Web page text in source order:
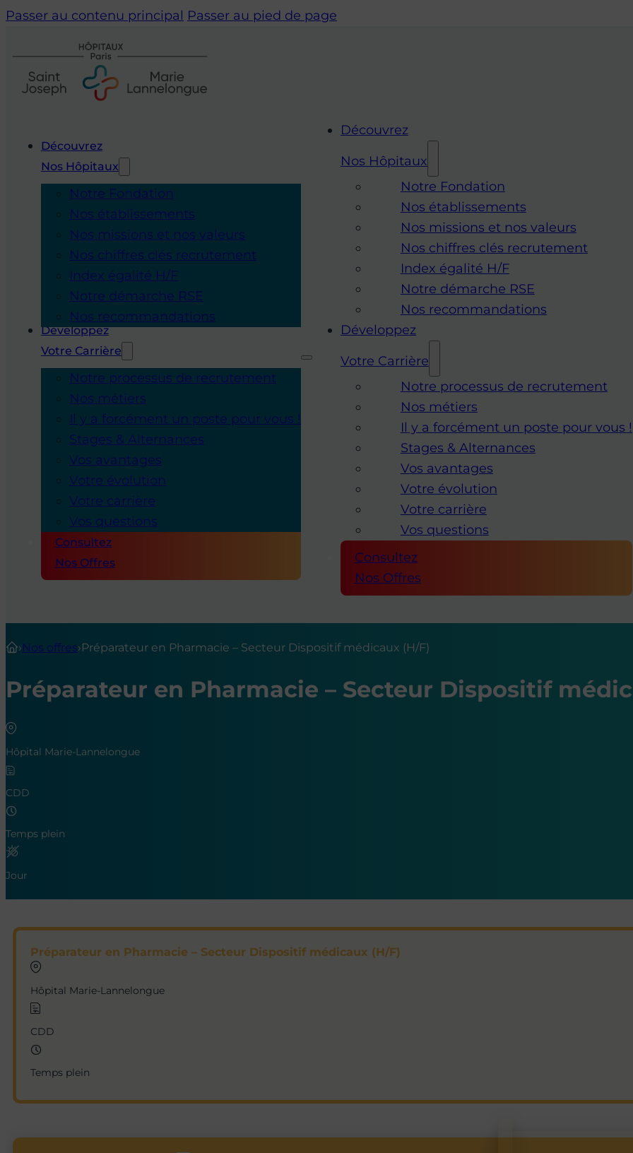
Passer au contenu principal Passer au pied de page
Découvrez
Nos Hôpitaux
Notre Fondation
Nos établissements
Nos missions et nos valeurs
Nos chiffres clés recrutement
Index égalité H/F
Notre démarche RSE
Nos recommandations
Développez
Votre Carrière
Notre processus de recrutement
Nos métiers
Il y a forcément un poste pour vous !
Stages & Alternances
Vos avantages
Votre évolution
Votre carrière
Vos questions
Consultez
Nos Offres
Découvrez
Nos Hôpitaux
Notre Fondation
Nos établissements
Nos missions et nos valeurs
Nos chiffres clés recrutement
Index égalité H/F
Notre démarche RSE
Nos recommandations
Développez
Votre Carrière
Notre processus de recrutement
Nos métiers
Il y a forcément un poste pour vous !
Stages & Alternances
Vos avantages
Votre évolution
Votre carrière
Vos questions
Consultez
Nos Offres
›Nos offres›Préparateur en Pharmacie – Secteur Dispositif médicaux (H/F)
Préparateur en Pharmacie – Secteur Dispositif
Hôpital Marie-Lannelongue
CDD
Temps plein
Jour
Préparateur en Pharmacie – Secteur Dispositif médicaux (H/F)
Hôpital Marie-Lannelongue
CDD
Temps plein